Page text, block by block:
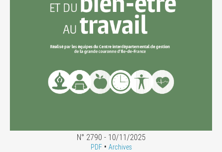
N° 2790 - 10/11/2025
PDF• Archives